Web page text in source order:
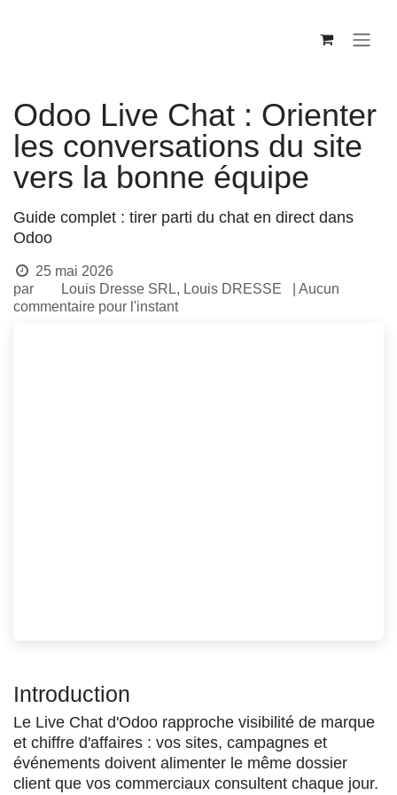
Odoo Live Chat : Orienter
les conversations du site
vers la bonne équipe
Guide complet : tirer parti du chat en direct dans
Odoo
25 mai 2026
par
Louis Dresse SRL, Louis DRESSE
| Aucun
commentaire pour l'instant
Introduction
Le Live Chat d'Odoo rapproche visibilité de marque
et chiffre d'affaires : vos sites, campagnes et
événements doivent alimenter le même dossier
client que vos commerciaux consultent chaque jour.